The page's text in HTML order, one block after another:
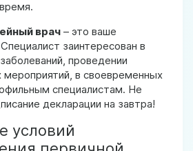
врач – это ваше
заинтересован в
проведении
мероприятий, в своевременных
специалистам. Не
декларации на завтра!
условий